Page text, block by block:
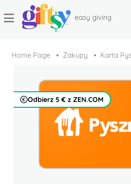
easy giving
Home Page Zakupy Karta
Odbierz 5 € z ZEN.COM